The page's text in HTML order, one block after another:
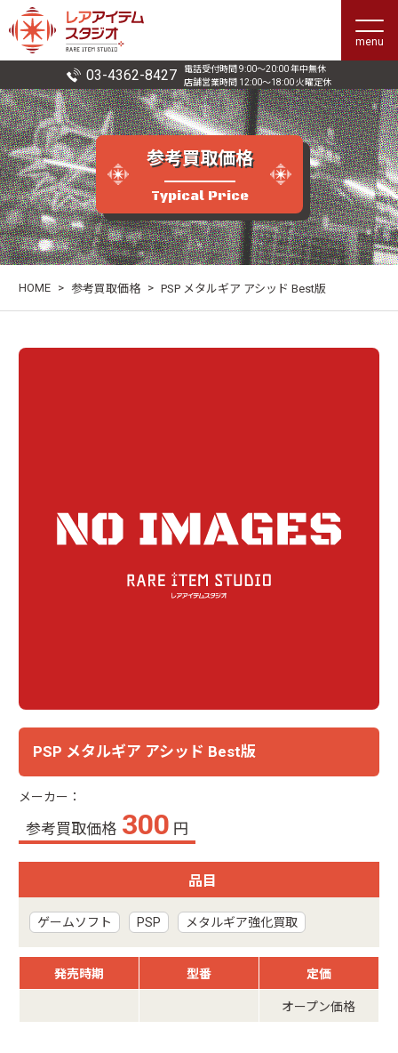
menu
03-4362-8427
電話受付時間 9:00〜20:00 年中無休
店舗営業時間 12:00〜18:00 火曜定休
参考買取価格
Typical Price
HOME > 参考買取価格 > PSP メタルギア アシッド Best版
PSP メタルギア アシッド Best版
メーカー：
参考買取価格 300 円
品目
ゲームソフト PSP メタルギア強化買取
発売時期 型番 定価
オープン価格